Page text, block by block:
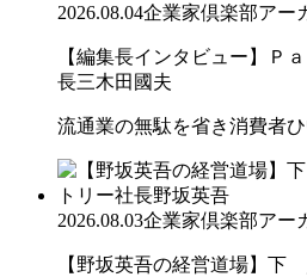
2026.08.04企業家倶楽部アー
【編集長インタビュー】Ｐ
長三木田國夫
流通業の無駄を省き消費者
2026.08.03企業家倶楽部アー
【野坂英吾の経営道場】下